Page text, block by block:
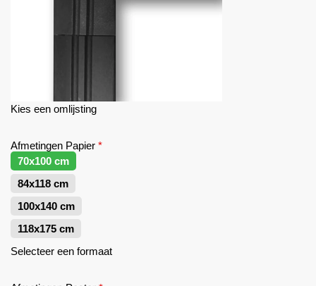
Kies een omlijsting
Afmetingen Papier *
70x100 cm
84x118 cm
100x140 cm
118x175 cm
Selecteer een formaat